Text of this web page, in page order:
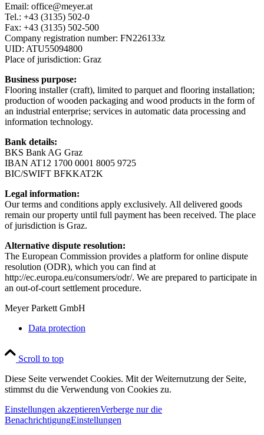
Email: office@meyer.at
Tel.: +43 (3135) 502-0
Fax: +43 (3135) 502-500
Company registration number: FN226133z
UID: ATU55094800
Place of jurisdiction: Graz
Business purpose:
Flooring installer (craft), limited to parquet and flooring installation;
production of wooden packaging and wood products in the form of
an industrial enterprise; services in automatic data processing and
information technology.
Bank details:
BKS Bank AG Graz
IBAN AT12 1700 0001 8005 9725
BIC/SWIFT BFKKAT2K
Legal information:
Our terms and conditions apply exclusively. All delivered goods
remain our property until full payment has been received. The place
of jurisdiction is Graz.
Alternative dispute resolution:
The European Commission provides a platform for online dispute
resolution (ODR), which you can find at
http://ec.europa.eu/consumers/odr/. We are prepared to participate in
an out-of-court settlement procedure.
Meyer Parkett GmbH
Data protection
Scroll to top
Diese Seite verwendet Cookies. Mit der Weiternutzung der Seite,
stimmst du die Verwendung von Cookies zu.
Einstellungen akzeptierenVerberge nur die
BenachrichtigungEinstellungen